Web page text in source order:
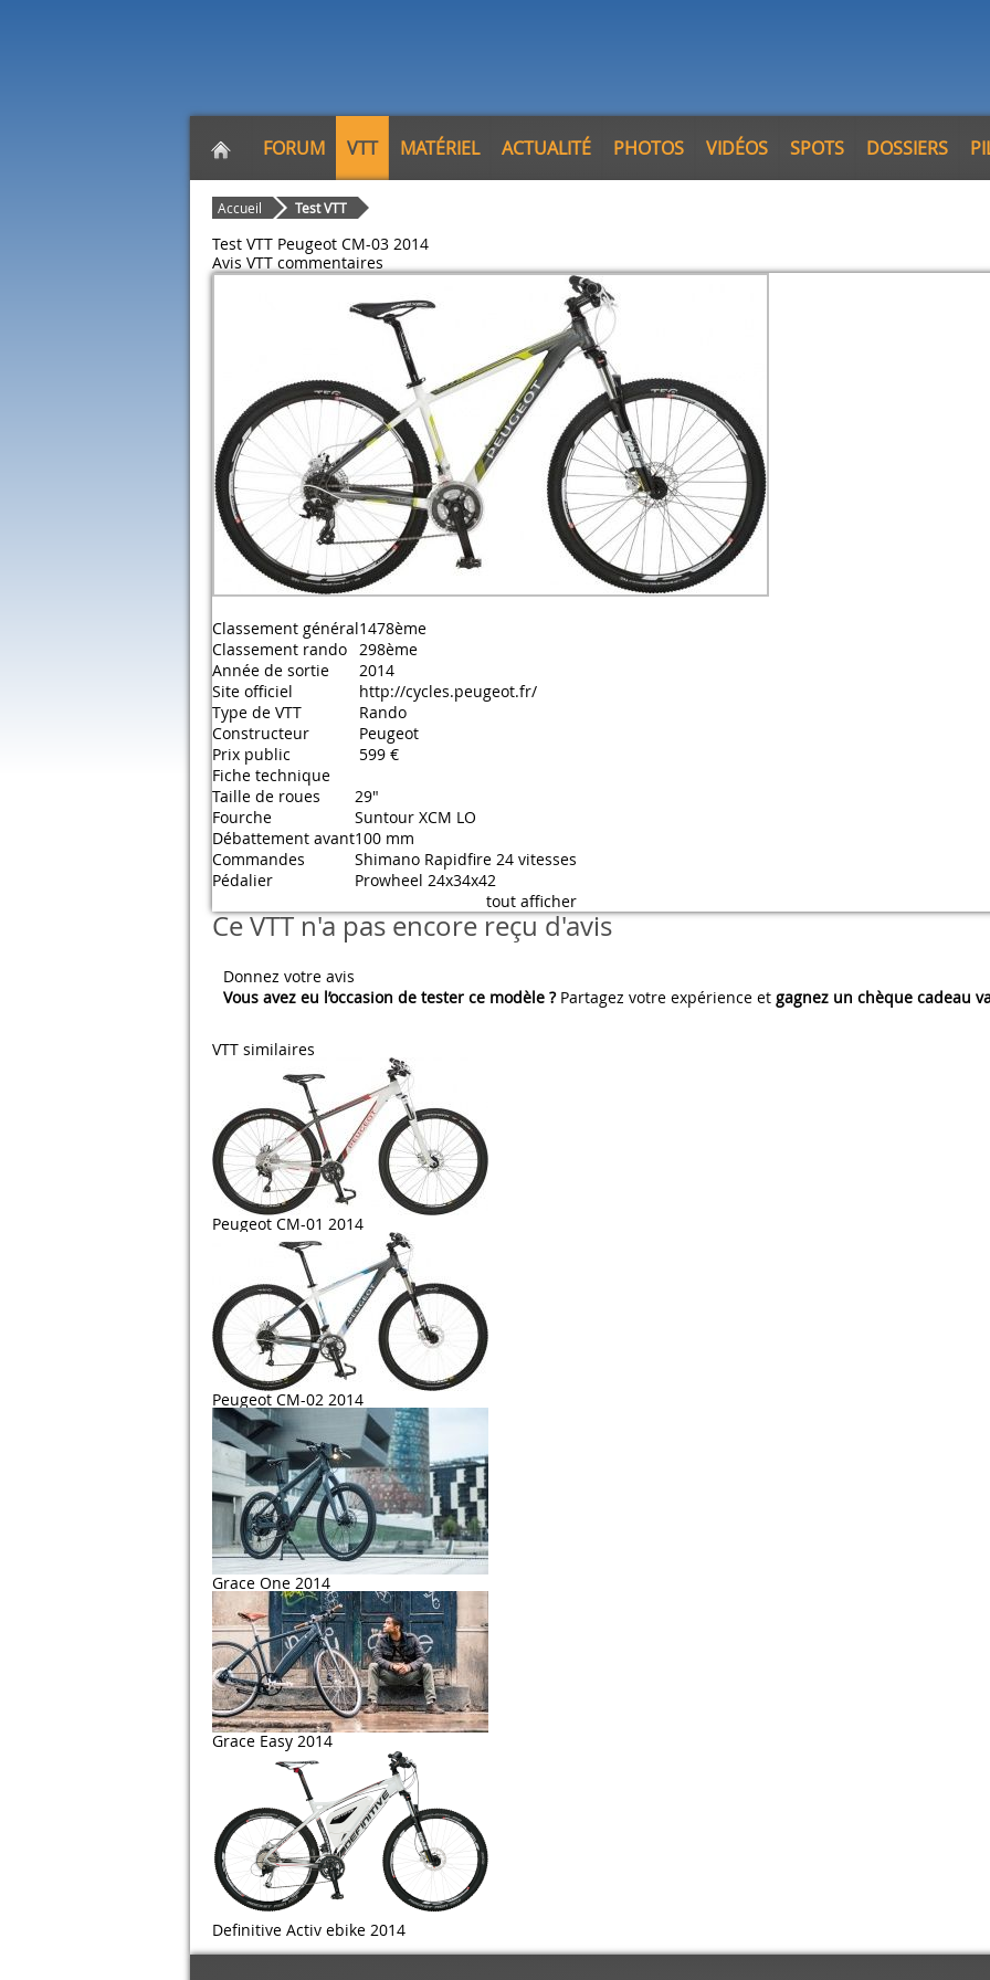
FORUM VTT MATÉRIEL ACTUALITÉ PHOTOS VIDÉOS SPOTS DOSSIERS
Accueil Test VTT
Test VTT Peugeot CM-03 2014
Avis VTT commentaires
Classement général1478ème
Classement rando 298ème
Année de sortie
2014
Site officiel
http://cycles.peugeot.fr/
Type de VTT
Rando
Constructeur
Peugeot
Prix public
599 €
Fiche technique
Taille de roues
29"
Fourche
Suntour XCM LO
Débattement avant100 mm
Commandes
Shimano Rapidfire 24 vitesses
Pédalier
Prowheel 24x34x42
tout afficher
Ce VTT n'a pas encore reçu d'avis
Donnez votre avis
Vous avez eu l’occasion de tester ce modèle ?Partagez votre expérience et gagnez un chèque cadeau
VTT similaires
Peugeot CM-01 2014
Peugeot CM-02 2014
Grace One 2014
Grace Easy 2014
Definitive Activ ebike 2014